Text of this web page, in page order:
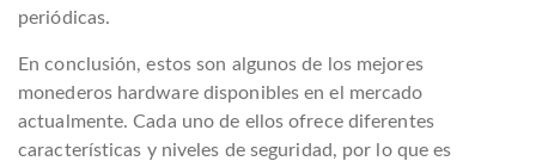
periódicas.
En conclusión, estos son algunos de los mejores
monederos hardware disponibles en el mercado
actualmente. Cada uno de ellos ofrece diferentes
características y niveles de seguridad, por lo que es